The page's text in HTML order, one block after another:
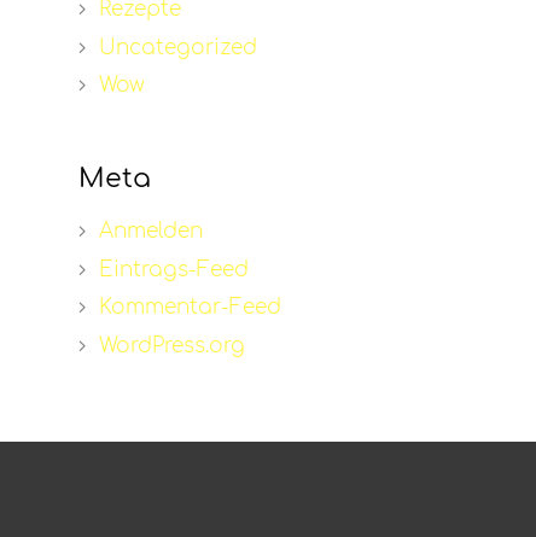
Rezepte
Uncategorized
Wow
Meta
Anmelden
Eintrags-Feed
Kommentar-Feed
WordPress.org